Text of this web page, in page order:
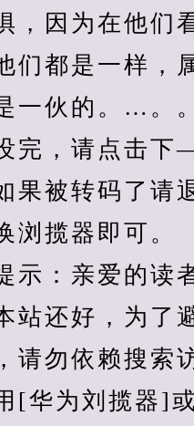
，因为在他们
们都是一样，
一伙的。…。。
，请点击下
果被转码了请
浏揽器即可。
：亲爱的读
站还好，为了
请勿依赖搜索
[华为刘揽器]